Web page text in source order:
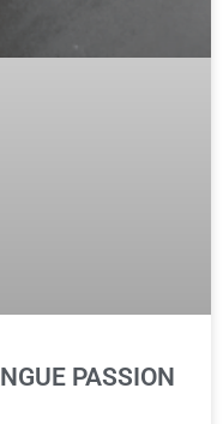
PASSION